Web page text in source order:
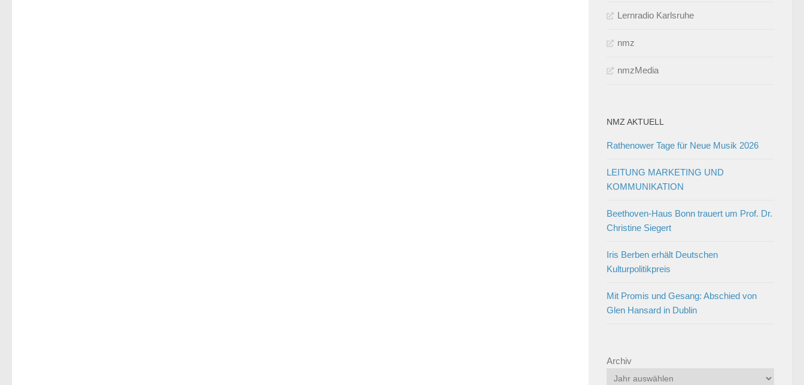
Lernradio Karlsruhe
nmz
nmzMedia
NMZ AKTUELL
Rathenower Tage für Neue Musik 2026
LEITUNG MARKETING UND
KOMMUNIKATION
Beethoven-Haus Bonn trauert um Prof. Dr.
Christine Siegert
Iris Berben erhält Deutschen
Kulturpolitikpreis
Mit Promis und Gesang: Abschied von
Glen Hansard in Dublin
Archiv